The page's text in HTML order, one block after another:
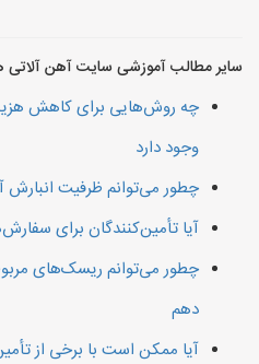
سایر مطالب آموزشی سایت آهن آلاتی
چه روش‌هایی برای کاهش
وجود دارد
چطور می‌توانم ظرفیت انبارش
آیا تأمین‌کنندگان برای
چطور می‌توانم ریسک‌های
دهم
آیا ممکن است با برخی از